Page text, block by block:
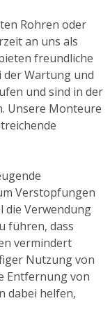
Rohren oder
an uns als
freundliche
Wartung und
und sind in der
Unsere Monteure
Verstopfungen
die Verwendung
führen, dass
vermindert
Nutzung von
Entfernung von
dabei helfen,